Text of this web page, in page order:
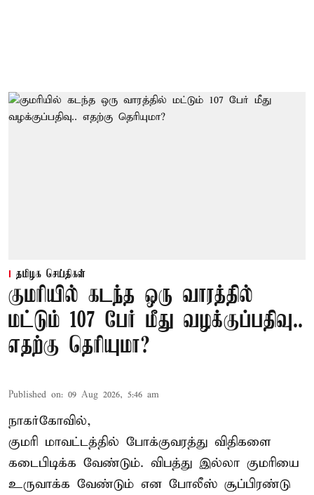
தமிழக செய்திகள்
குமரியில் கடந்த ஒரு வாரத்தில்
மட்டும் 107 பேர் மீது வழக்குப்பதிவு..
எதற்கு தெரியுமா?
Published on: 09 Aug 2026, 5:46 am
நாகர்கோவில்,
குமரி மாவட்டத்தில் போக்குவரத்து விதிகளை
கடைபிடிக்க வேண்டும். விபத்து இல்லா குமரியை
உருவாக்க வேண்டும் என போலீஸ் சூப்பிரண்டு